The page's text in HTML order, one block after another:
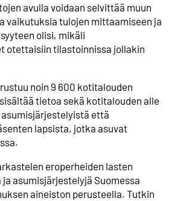
avulla voidaan selvittää muun
vaikutuksia tulojen mittaamiseen ja
olisi, mikäli
otettaisiin tilastoinnissa jollakin
noin 9 600 kotitalouden
tietoa sekä kotitalouden alle
että
lapsista, jotka asuvat
eroperheiden lasten
asumisjärjestelyjä Suomessa
aineiston perusteella. Tutkin